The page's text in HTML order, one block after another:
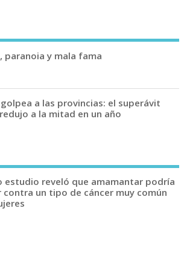
paranoia y mala fama
a las provincias: el superávit
a la mitad en un año
estudio reveló que amamantar podría
un tipo de cáncer muy común